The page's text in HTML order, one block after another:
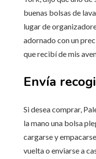
buenas bolsas de
lugar de
adornado con un
que recibí de mis
Envía
Si desea comprar,
la mano una bolsa
cargarse y
vuelta o enviarse a